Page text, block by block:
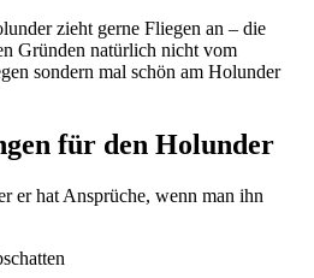
zieht gerne Fliegen an – die
Gründen natürlich nicht vom
sondern mal schön am Holunder
für den Holunder
er hat Ansprüche, wenn man ihn